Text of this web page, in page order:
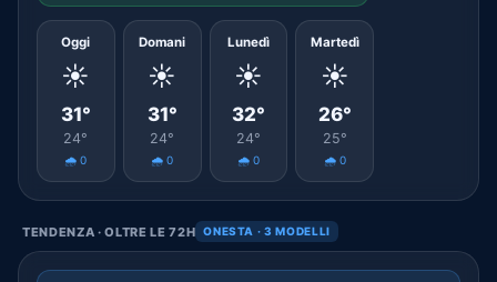
Oggi
☀️
31°
24°
🌧️ 0
Domani
☀️
31°
24°
🌧️ 0
Lunedì
☀️
32°
24°
🌧️ 0
Martedì
☀️
26°
25°
🌧️ 0
TENDENZA · OLTRE LE 72H ONESTA · 3 MODELLI